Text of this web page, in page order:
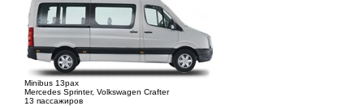
Minibus 13pax
Mercedes Sprinter, Volkswagen Crafter
13 пассажиров